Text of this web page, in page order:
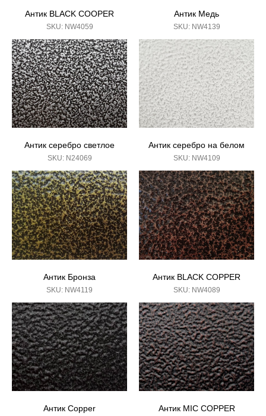
Антик BLACK COOPER
SKU: NW4059
Антик Медь
SKU: NW4139
Антик серебро светлое
SKU: N24069
Антик серебро на белом
SKU: NW4109
Антик Бронза
SKU: NW4119
Антик BLACK COPPER
SKU: NW4089
Антик Copper Антик MIC COPPER